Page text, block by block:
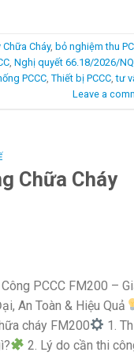
Cháy, bỏ nghiệm thu
, Nghị quyết 66.18/2026/
PCCC, Thiết bị PCCC,tư
Leave a
Chữa Cháy
PCCC FM200 –
An Toàn & Hiệu Quả
cháy FM200
1.
2. Lý do cần thi